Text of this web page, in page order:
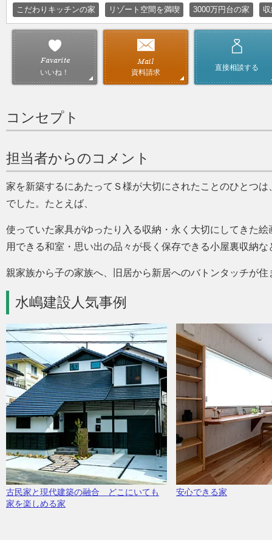
こだわりキッチンの家 リゾート空間を満喫 3000万円台の家
いいね！ 資料請求
直接相談する
コンセプト
担当者からのコメント
家を新築するにあたってＳ様が大切にされたことのひとつ
でした。たとえば、
使っていた家具がゆったり入る収納・永く大切にしてきた
用できる和室・思い出の品々が長く保存できる小屋裏収納な
親家族から子の家族へ、旧居から新居へのバトンタッチが
水嶋建設人気事例
古民家と現代建築の融合 どこにいても
家を楽しめる家
安心できる家